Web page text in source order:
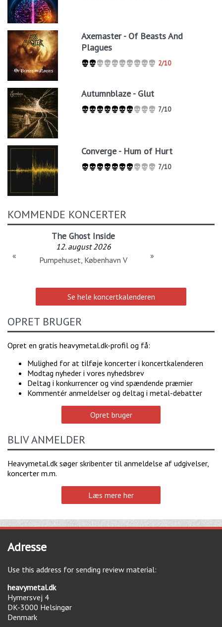
Axemaster - Of Beasts And
Plagues
2/10
Autumnblaze - Glut
7/10
Converge - Hum of Hurt
7/10
KOMMENDE KONCERTER
The Ghost Inside
12. august 2026
Pumpehuset, København V
« »
Se hele koncertkalenderen
OPRET BRUGER
Opret en gratis heavymetal.dk-profil og få:
Mulighed for at tilføje koncerter i koncertkalenderen
Modtag nyheder i vores nyhedsbrev
Deltag i konkurrencer og vind spændende præmier
Kommentér anmeldelser og deltag i metal-debatter
Opret bruger
BLIV ANMELDER
Heavymetal.dk søger skribenter til anmeldelse af udgivelser,
koncerter m.m.
Læs mere her
Adresse
Use this address for sending review material:
heavymetal.dk
Hymersvej 4
DK-3000 Helsingør
Denmark